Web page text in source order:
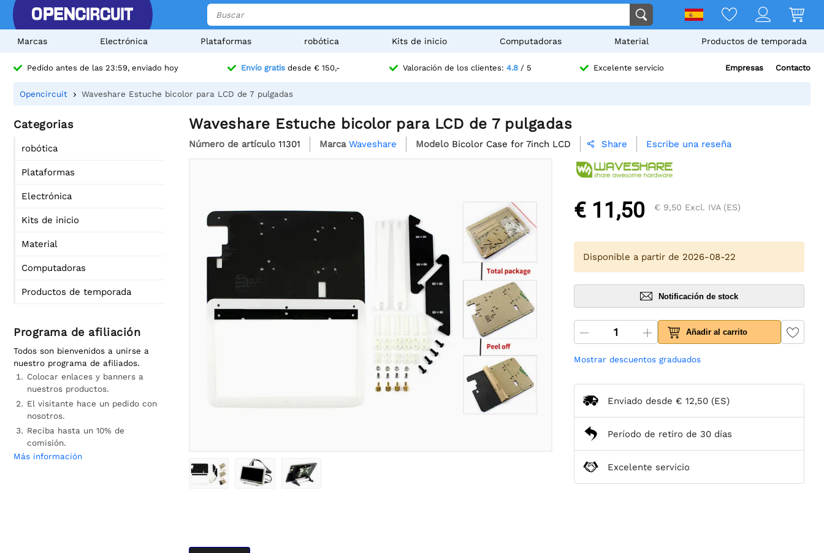
Marcas Electrónica Plataformas robótica Kits de inicio Computadoras Material Productos de temporada
Pedido antes de las 23:59, enviado hoy Envío gratisdesde € 150,- Valoración de los clientes: 4.8/ 5 Excelente servicio Empresas Contacto
Opencircuit Waveshare Estuche bicolor para LCD de 7 pulgadas
Categorias
robótica
Plataformas
Electrónica
Kits de inicio
Material
Computadoras
Productos de temporada
Programa de afiliación
Todos son bienvenidos a unirse a
nuestro programa de afiliados.
Colocar enlaces y banners a
nuestros productos.
El visitante hace un pedido con
nosotros.
Reciba hasta un 10% de
comisión.
Más información
Waveshare Estuche bicolor para LCD de 7 pulgadas
Número de artículo 11301 Marca Waveshare Modelo Bicolor Case for 7inch LCD  Share Escribe una reseña
€ 11,50 € 9,50 Excl. IVA (ES)
Disponible a partir de 2026-08-22
Notificación de stock
Añadir al carrito
Mostrar descuentos graduados
Enviado desde € 12,50 (ES)
Período de retiro de 30 días
Excelente servicio